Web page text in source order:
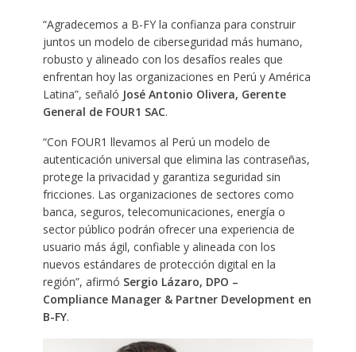
“Agradecemos a B-FY la confianza para construir
juntos un modelo de ciberseguridad más humano,
robusto y alineado con los desafíos reales que
enfrentan hoy las organizaciones en Perú y América
Latina”, señaló José Antonio Olivera, Gerente
General de FOUR1 SAC.
“Con FOUR1 llevamos al Perú un modelo de
autenticación universal que elimina las contraseñas,
protege la privacidad y garantiza seguridad sin
fricciones. Las organizaciones de sectores como
banca, seguros, telecomunicaciones, energía o
sector público podrán ofrecer una experiencia de
usuario más ágil, confiable y alineada con los
nuevos estándares de protección digital en la
región”, afirmó Sergio Lázaro, DPO –
Compliance Manager & Partner Development en
B-FY.